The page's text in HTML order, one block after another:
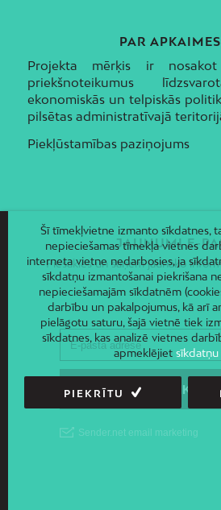
PAR
Projekta mērķis ir
priekšnoteikumus
ekonomiskās un telpiskās
pilsētas administratīvajā
Piekļūstamības paziņojums
JAUNUMI E-
Piesakies un saņem jaunāko
Šī tīmekļvietne izmanto sīkdatnes,
nepieciešamas tīmekļa vietnes
interneta vietne nedarbosies, ja
sīkdatņu izmantošanai piekrišana
nepieciešamajām sīkdatnēm
darbību un pakalpojumus, kā arī
pielāgotu saturu, šajā vietnē tiek
sīkdatnes, kas analizē vietnes
apmeklējiet sīkdatņu
PIEKRĪTU